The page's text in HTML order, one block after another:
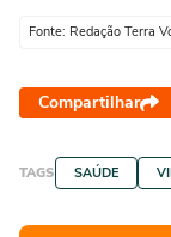
Fonte: Redação Terra
Compartilhar
TAGS SAÚDE